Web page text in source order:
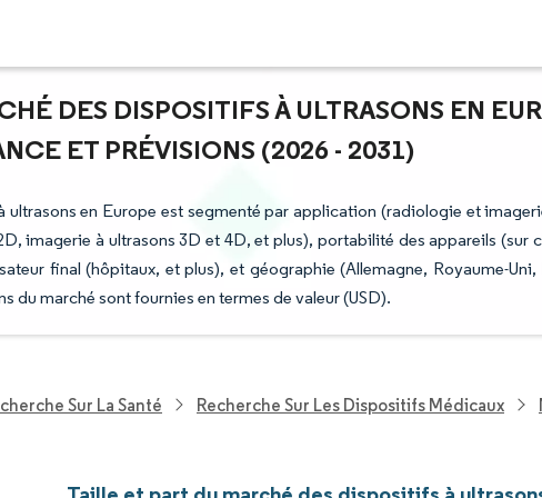
DES DISPOSITIFS À ULTRASONS EN
ET PRÉVISIONS (2026 - 2031)
ultrasons en Europe est segmenté par application (radiologie et
imagerie à ultrasons 3D et 4D, et plus), portabilité des appareils (sur
final (hôpitaux, et plus), et géographie (Allemagne, Royaume-Uni,
du marché sont fournies en termes de valeur (USD).
Sur La Santé Recherche Sur Les Dispositifs Médicaux